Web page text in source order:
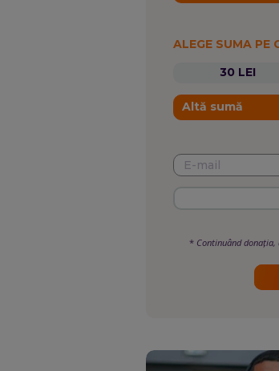
ALEGE SUMA PE
30 LEI
Altă sumă
* Continuând